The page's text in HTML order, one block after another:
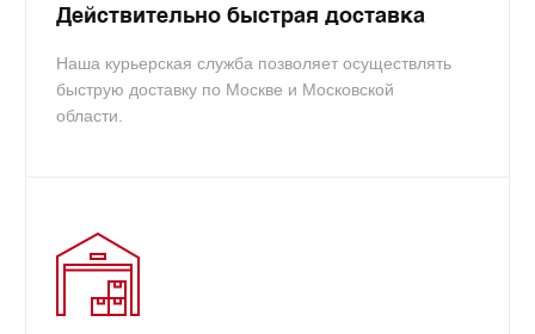
Действительно быстрая доставка
Наша курьерская служба позволяет осуществлять
быструю доставку по Москве и Московской
области.